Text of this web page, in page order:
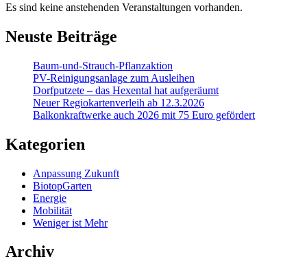
Es sind keine anstehenden Veranstaltungen vorhanden.
Neuste Beiträge
Baum-und-Strauch-Pflanzaktion
PV-Reinigungsanlage zum Ausleihen
Dorfputzete – das Hexental hat aufgeräumt
Neuer Regiokartenverleih ab 12.3.2026
Balkonkraftwerke auch 2026 mit 75 Euro gefördert
Kategorien
Anpassung Zukunft
BiotopGarten
Energie
Mobilität
Weniger ist Mehr
Archiv